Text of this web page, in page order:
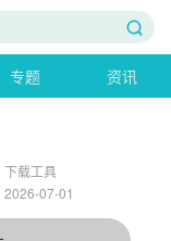
专题 资讯
下载工具
2026-07-01